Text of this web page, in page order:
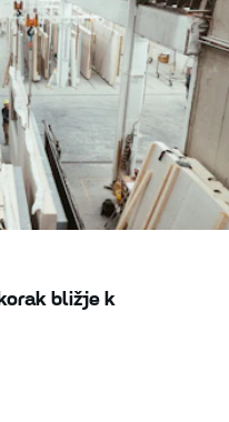
bližje k